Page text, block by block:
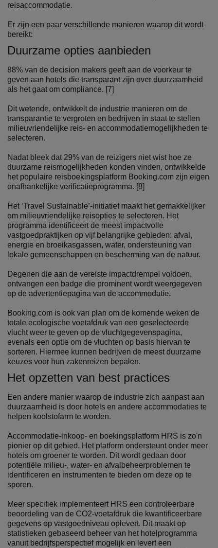
reisaccommodatie.
Er zijn een paar verschillende manieren waarop dit wordt
bereikt:
Duurzame opties aanbieden
88% van de decision makers geeft aan de voorkeur te
geven aan hotels die transparant zijn over duurzaamheid
als het gaat om compliance. [7]
Dit wetende, ontwikkelt de industrie manieren om de
transparantie te vergroten en bedrijven in staat te stellen
milieuvriendelijke reis- en accommodatiemogelijkheden te
selecteren.
Nadat bleek dat 29% van de reizigers niet wist hoe ze
duurzame reismogelijkheden konden vinden, ontwikkelde
het populaire reisboekingsplatform Booking.com zijn eigen
onafhankelijke verificatieprogramma. [8]
Het ‘Travel Sustainable’-initiatief maakt het gemakkelijker
om milieuvriendelijke reisopties te selecteren. Het
programma identificeert de meest impactvolle
vastgoedpraktijken op vijf belangrijke gebieden: afval,
energie en broeikasgassen, water, ondersteuning van
lokale gemeenschappen en bescherming van de natuur.
Degenen die aan de vereiste impactdrempel voldoen,
ontvangen een badge die prominent wordt weergegeven
op de advertentiepagina van de accommodatie.
Booking.com is ook van plan om de komende weken de
totale ecologische voetafdruk van een geselecteerde
vlucht weer te geven op de vluchtgegevenspagina,
evenals een optie om de vluchten op basis hiervan te
sorteren. Hiermee kunnen bedrijven de meest duurzame
keuzes voor hun zakenreizen bepalen.
Het opzetten van best practices
Een andere manier waarop de industrie zich aanpast aan
duurzaamheid is door hotels en andere accommodaties te
helpen koolstofarm te worden.
Accommodatie-inkoop- en boekingsplatform HRS is zo'n
pionier op dit gebied. Het platform ondersteunt onder meer
hotels om groener te worden. Dit wordt gedaan door
potentiële milieu-, water- en afvalbeheerproblemen te
identificeren en instrumenten te bieden om deze op te
sporen.
Meer specifiek implementeert HRS een controleerbare
beoordeling van de CO2-voetafdruk die kwantificeerbare
gegevens op vastgoedniveau oplevert. Dit maakt op
statistieken gebaseerd beheer van het hotelprogramma
vanuit bedrijfsperspectief mogelijk en levert een